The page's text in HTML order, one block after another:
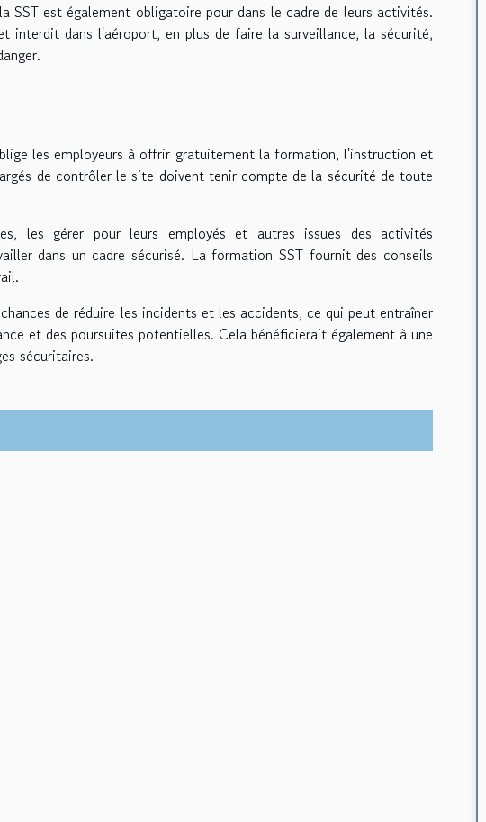
SST est également obligatoire pour dans le cadre de leurs activités.
interdit dans l'aéroport, en plus de faire la surveillance, la sécurité,
les employeurs à offrir gratuitement la formation, l'instruction et
de contrôler le site doivent tenir compte de la sécurité de toute
les gérer pour leurs employés et autres issues des activités
dans un cadre sécurisé. La formation SST fournit des conseils
de réduire les incidents et les accidents, ce qui peut entraîner
et des poursuites potentielles. Cela bénéficierait également à une
sécuritaires.